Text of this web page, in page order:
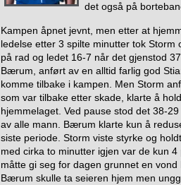
det også på
Kampen åpnet jevnt, men etter at
ledelse etter 3 spilte minutter tok Storm
på rad og ledet 16-7 når det gjenstod
Bærum, anført av en alltid farlig god
komme tilbake i kampen. Men Storm
som var tilbake etter skade, klarte å
hjemmelaget. Ved pause stod det 38-
av alle mann. Bærum klarte kun å
siste periode. Storm viste styrke og
med cirka to minutter igjen var de kun
måtte gi seg for dagen grunnet en
Bærum skulle ta seieren hjem men